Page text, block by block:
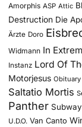
Amorphis ASP Attic
Destruction Die
Ärzte Doro
Widmann In
Instanz Lord Of
Motorjesus Obituary
Saltatio Mortis
Panther
U.D.O. Van Canto